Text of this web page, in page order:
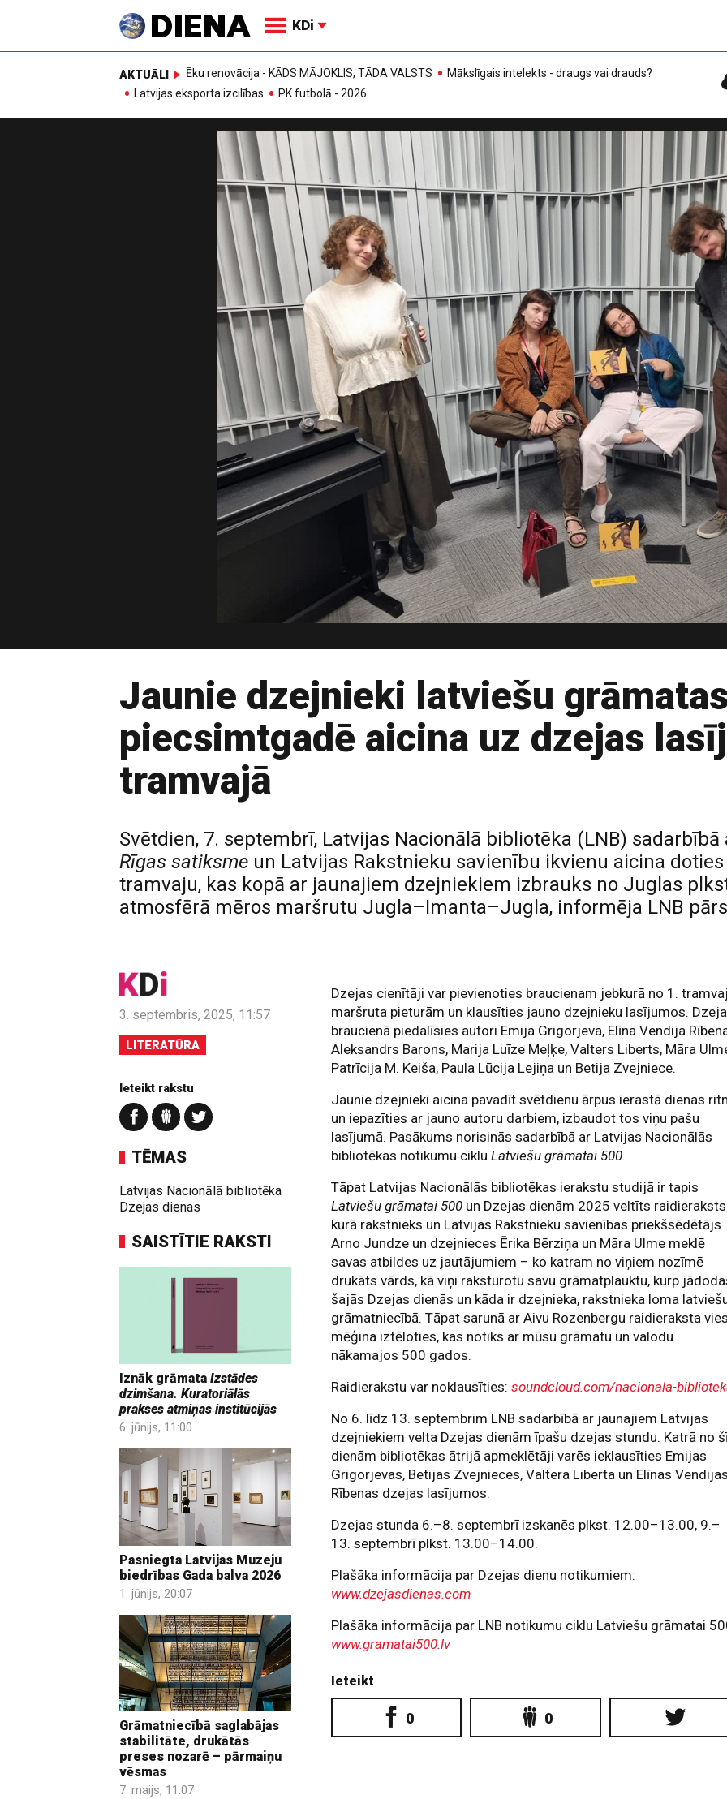
KDi
AKTUĀLI Ēku renovācija - KĀDS MĀJOKLIS, TĀDA VALSTS
Mākslīgais intelekts - draugs vai drauds?
Latvijas eksporta izcilības
PK futbolā - 2026
Jaunie dzejnieki latviešu
piecsimtgadē aicina uz dzejas
tramvajā
Svētdien, 7. septembrī, Latvijas Nacionālā bibliotēka (LNB) sadarbībā
Rīgas satiksme un Latvijas Rakstnieku savienību ikvienu aicina
tramvaju, kas kopā ar jaunajiem dzejniekiem izbrauks no Juglas
atmosfērā mēros maršrutu Jugla–Imanta–Jugla, informēja LNB
3. septembris, 2025, 11:57
LITERATŪRA
Ieteikt rakstu
TĒMAS
Latvijas Nacionālā bibliotēka
Dzejas dienas
SAISTĪTIE RAKSTI
Iznāk grāmata Izstādes
dzimšana. Kuratoriālās
prakses atmiņas institūcijās
6. jūnijs, 11:00
Pasniegta Latvijas Muzeju
biedrības Gada balva 2026
1. jūnijs, 20:07
Grāmatniecībā saglabājas
stabilitāte, drukātās
preses nozarē – pārmaiņu
vēsmas
7. maijs, 11:07
Dzejas cienītāji var pievienoties braucienam jebkurā no 1.
maršruta pieturām un klausīties jauno dzejnieku lasījumos.
braucienā piedalīsies autori Emija Grigorjeva, Elīna Vendija
Aleksandrs Barons, Marija Luīze Meļķe, Valters Liberts, Māra
Patrīcija M. Keiša, Paula Lūcija Lejiņa un Betija Zvejniece.
Jaunie dzejnieki aicina pavadīt svētdienu ārpus ierastā dienas
un iepazīties ar jauno autoru darbiem, izbaudot tos viņu pašu
lasījumā. Pasākums norisinās sadarbībā ar Latvijas Nacionālās
bibliotēkas notikumu ciklu Latviešu grāmatai 500.
Tāpat Latvijas Nacionālās bibliotēkas ierakstu studijā ir tapis
Latviešu grāmatai 500 un Dzejas dienām 2025 veltīts
kurā rakstnieks un Latvijas Rakstnieku savienības priekšsēdētājs
Arno Jundze un dzejnieces Ērika Bērziņa un Māra Ulme meklē
savas atbildes uz jautājumiem – ko katram no viņiem nozīmē
drukāts vārds, kā viņi raksturotu savu grāmatplauktu, kurp
šajās Dzejas dienās un kāda ir dzejnieka, rakstnieka loma
grāmatniecībā. Tāpat sarunā ar Aivu Rozenbergu raidieraksta
mēģina iztēloties, kas notiks ar mūsu grāmatu un valodu
nākamajos 500 gados.
Raidierakstu var noklausīties:soundcloud.com/nacionala-
No 6. līdz 13. septembrim LNB sadarbībā ar jaunajiem Latvijas
dzejniekiem velta Dzejas dienām īpašu dzejas stundu. Katrā no
dienām bibliotēkas ātrijā apmeklētāji varēs ieklausīties Emijas
Grigorjevas, Betijas Zvejnieces, Valtera Liberta un Elīnas
Rībenas dzejas lasījumos.
Dzejas stunda 6.–8. septembrī izskanēs plkst. 12.00–13.00, 9.–
13. septembrī plkst. 13.00–14.00.
Plašāka informācija par Dzejas dienu notikumiem:
www.dzejasdienas.com
Plašāka informācija par LNB notikumu ciklu Latviešu grāmatai
www.gramatai500.lv
Ieteikt
0 0